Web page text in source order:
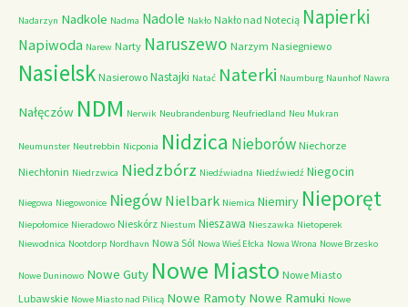
Nadarzyn Nadkole Nadma Nadole Nakło Nakło nad Notecią Napierki
Napiwoda Narew Narty Naruszewo Narzym Nasiegniewo
Nasielsk Nasierowo Nastajki Natać Naterki Naumburg Naunhof Nawra
Nałęczów NDM Nerwik Neubrandenburg Neufriedland Neu Mukran
Neumunster Neutrebbin Nicponia Nidzica Nieborów Niechorze
Niechłonin Niedrzwica Niedzbórz Niedźwiadna Niedźwiedź Niegocin
Niegowa Niegowonice Niegów Nielbark Niemica Niemiry Nieporęt
Niepołomice Nieradowo Nieskórz Niestum Nieszawa Nieszawka Nietoperek
Niewodnica Nootdorp Nordhavn Nowa Sól Nowa Wieś Ełcka Nowa Wrona Nowe Brzesko
Nowe Duninowo Nowe Guty Nowe Miasto Nowe Miasto
Lubawskie Nowe Miasto nad Pilicą Nowe Ramoty Nowe Ramuki Nowe